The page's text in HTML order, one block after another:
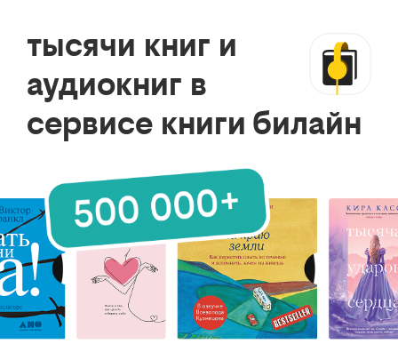
тысячи книг и
аудиокниг в
сервисе книги билайн